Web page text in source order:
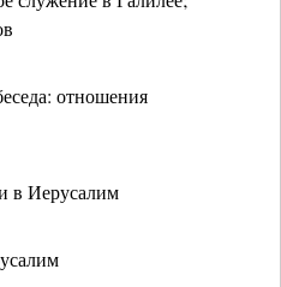
отношения
в Иерусалим